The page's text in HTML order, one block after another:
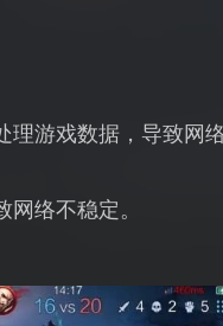
游戏数据，导致网络
络不稳定。